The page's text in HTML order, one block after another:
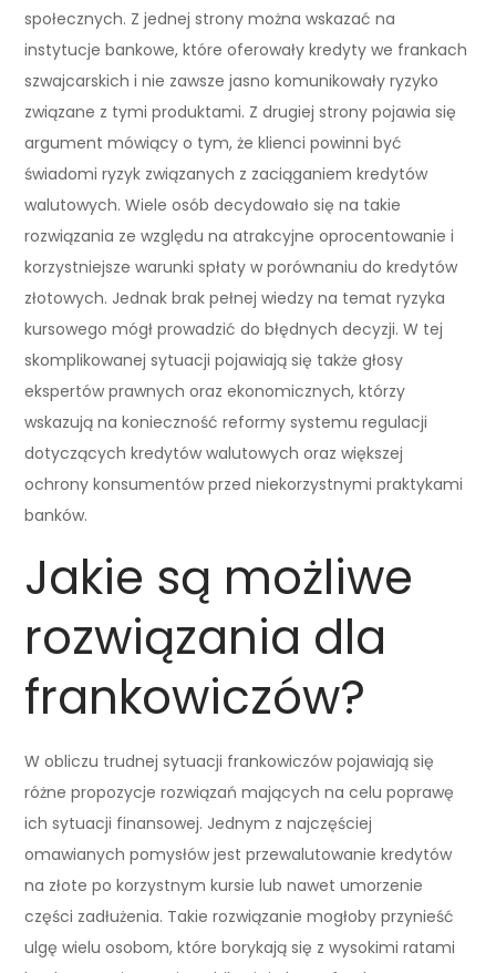
społecznych. Z jednej strony można wskazać na
instytucje bankowe, które oferowały kredyty we frankach
szwajcarskich i nie zawsze jasno komunikowały ryzyko
związane z tymi produktami. Z drugiej strony pojawia się
argument mówiący o tym, że klienci powinni być
świadomi ryzyk związanych z zaciąganiem kredytów
walutowych. Wiele osób decydowało się na takie
rozwiązania ze względu na atrakcyjne oprocentowanie i
korzystniejsze warunki spłaty w porównaniu do kredytów
złotowych. Jednak brak pełnej wiedzy na temat ryzyka
kursowego mógł prowadzić do błędnych decyzji. W tej
skomplikowanej sytuacji pojawiają się także głosy
ekspertów prawnych oraz ekonomicznych, którzy
wskazują na konieczność reformy systemu regulacji
dotyczących kredytów walutowych oraz większej
ochrony konsumentów przed niekorzystnymi praktykami
banków.
Jakie są możliwe
rozwiązania dla
frankowiczów?
W obliczu trudnej sytuacji frankowiczów pojawiają się
różne propozycje rozwiązań mających na celu poprawę
ich sytuacji finansowej. Jednym z najczęściej
omawianych pomysłów jest przewalutowanie kredytów
na złote po korzystnym kursie lub nawet umorzenie
części zadłużenia. Takie rozwiązanie mogłoby przynieść
ulgę wielu osobom, które borykają się z wysokimi ratami